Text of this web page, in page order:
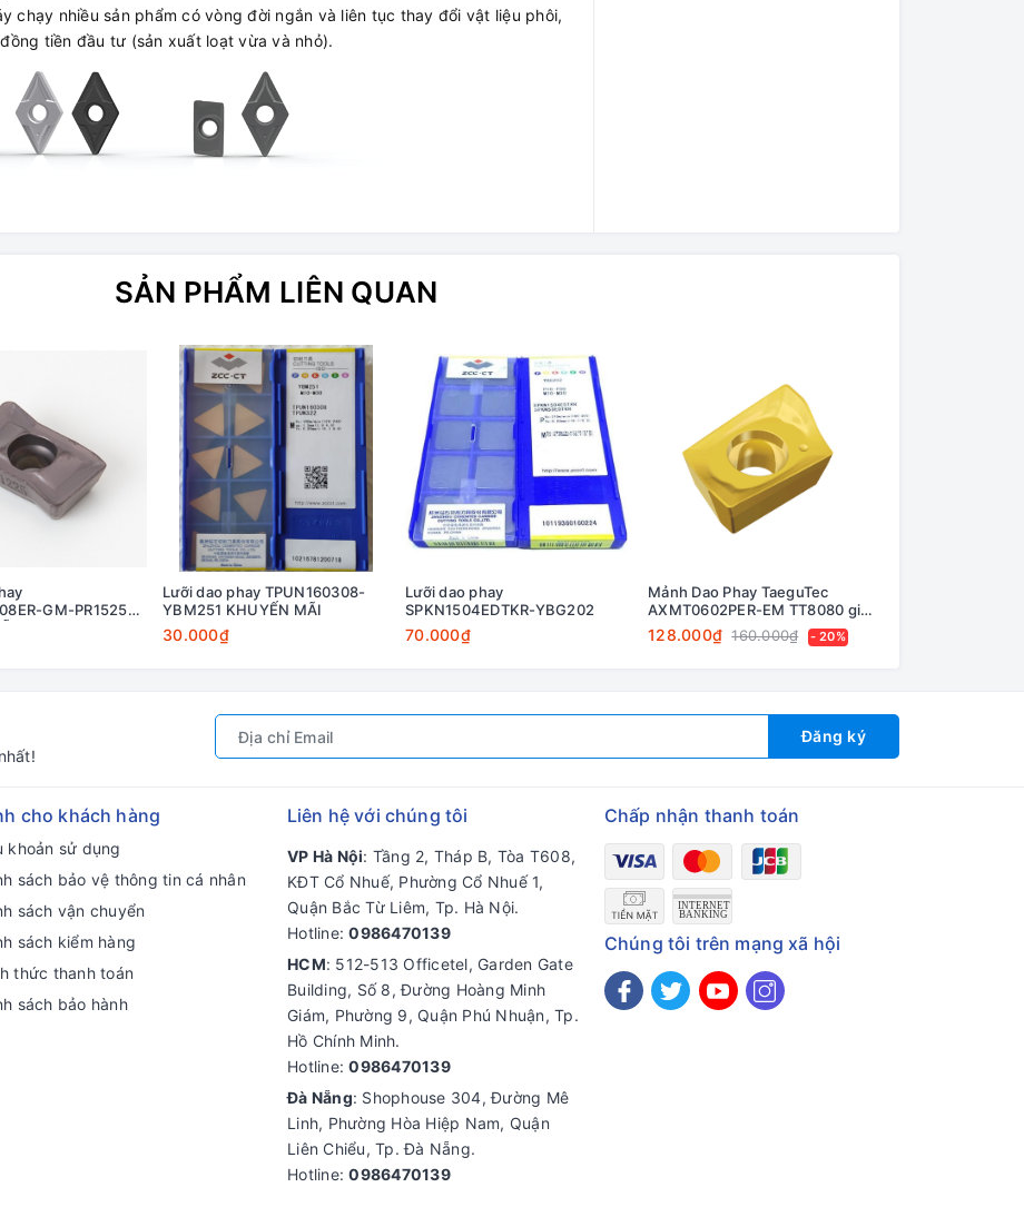
chạy nhiều sản phẩm có vòng đời ngắn và liên tục thay đổi vật liệu phôi,
tiền đầu tư (sản xuất loạt vừa và nhỏ).
SẢN PHẨM LIÊN QUAN
GM-PR1525
Lưỡi dao phay TPUN160308-
YBM251 KHUYẾN MÃI
30.000₫
Lưỡi dao phay
SPKN1504EDTKR-YBG202
70.000₫
Mảnh Dao Phay TaeguTec
AXMT0602PER-EM TT8080 giá
Khuyến mãi!
128.000₫ 160.000₫ - 20%
Đăng ký
cho khách hàng
khoản sử dụng
sách bảo vệ thông tin cá nhân
sách vận chuyển
sách kiểm hàng
thức thanh toán
sách bảo hành
Liên hệ với chúng tôi
VP Hà Nội: Tầng 2, Tháp B, Tòa T608,
KĐT Cổ Nhuế, Phường Cổ Nhuế 1,
Quận Bắc Từ Liêm, Tp. Hà Nội.
Hotline:0986470139
HCM: 512-513 Officetel, Garden Gate
Building, Số 8, Đường Hoàng Minh
Giám, Phường 9, Quận Phú Nhuận, Tp.
Hồ Chính Minh.
Hotline:0986470139
Đà Nẵng: Shophouse 304, Đường Mê
Linh, Phường Hòa Hiệp Nam, Quận
Liên Chiểu, Tp. Đà Nẵng.
Hotline:0986470139
Chấp nhận thanh toán
Chúng tôi trên mạng xã hội